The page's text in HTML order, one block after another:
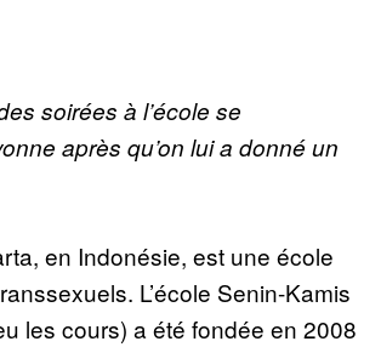
soirées à l’école se
après qu’on lui a donné un
en Indonésie, est une école
L’école Senin-Kamis
les cours) a été fondée en 2008